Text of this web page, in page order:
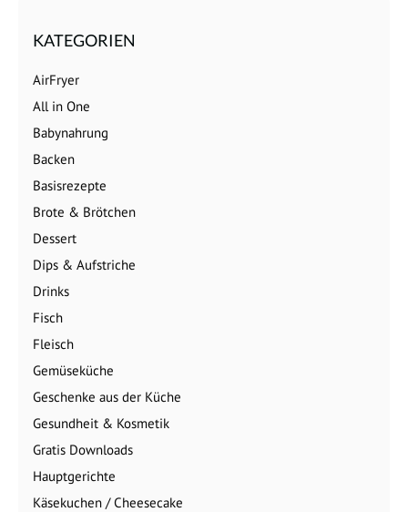
KATEGORIEN
AirFryer
All in One
Babynahrung
Backen
Basisrezepte
Brote & Brötchen
Dessert
Dips & Aufstriche
Drinks
Fisch
Fleisch
Gemüseküche
Geschenke aus der Küche
Gesundheit & Kosmetik
Gratis Downloads
Hauptgerichte
Käsekuchen / Cheesecake